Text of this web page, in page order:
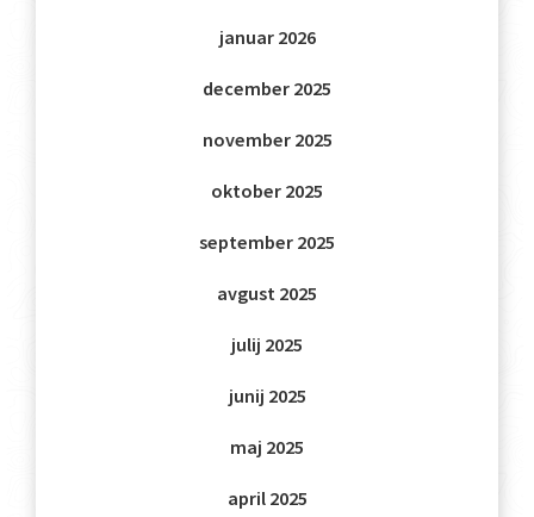
januar 2026
december 2025
november 2025
oktober 2025
september 2025
avgust 2025
julij 2025
junij 2025
maj 2025
april 2025